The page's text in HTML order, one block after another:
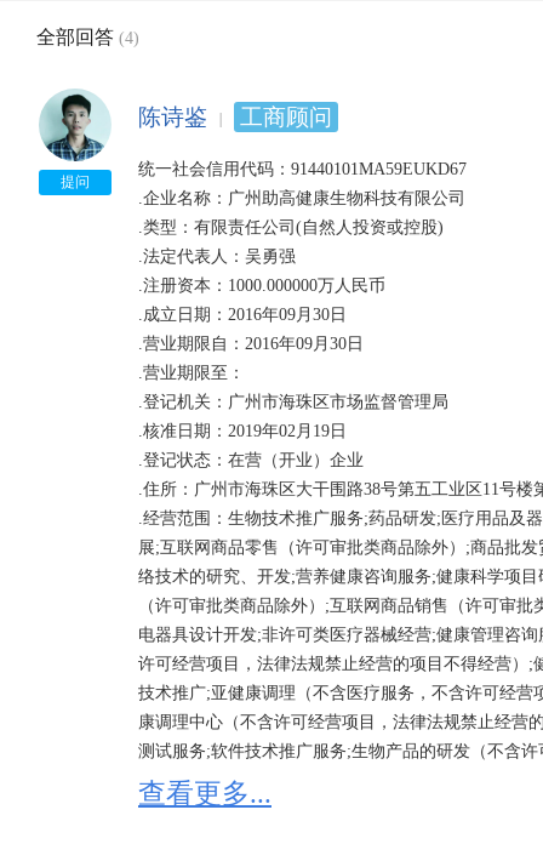
全部回答 (4)
提问
陈诗鉴 工商顾问
统一社会信用代码：91440101MA59EUKD67
.企业名称：广州助高健康生物科技有限公司
.类型：有限责任公司(自然人投资或控股)
.法定代表人：吴勇强
.注册资本：1000.000000万人民币
.成立日期：2016年09月30日
.营业期限自：2016年09月30日
.营业期限至：
.登记机关：广州市海珠区市场监督管理局
.核准日期：2019年02月19日
.登记状态：在营（开业）企业
.住所：广州市海珠区大干围路38号第五工业区11号
.经营范围：生物技术推广服务;药品研发;医疗用品及
展;互联网商品零售（许可审批类商品除外）;商品批
络技术的研究、开发;营养健康咨询服务;健康科学项
（许可审批类商品除外）;互联网商品销售（许可审
电器具设计开发;非许可类医疗器械经营;健康管理咨
许可经营项目，法律法规禁止经营的项目不得经营）
技术推广;亚健康调理（不含医疗服务，不含许可经
康调理中心（不含许可经营项目，法律法规禁止经营
测试服务;软件技术推广服务;生物产品的研发（不含
的研发（不含许可审批项目）;网络信息技术推广服
外）;技术进出口;心理咨询服务（不含医学心理咨询
查看更多...